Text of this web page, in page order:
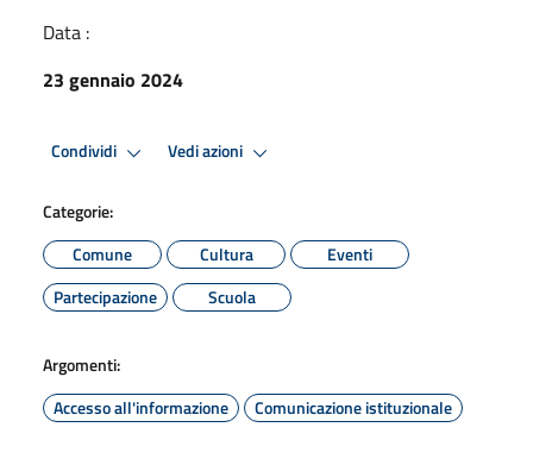
Data :
23 gennaio 2024
Condividi Vedi azioni
Categorie:
Comune
Cultura
Eventi
Partecipazione
Scuola
Argomenti:
Accesso all'informazione
Comunicazione istituzionale